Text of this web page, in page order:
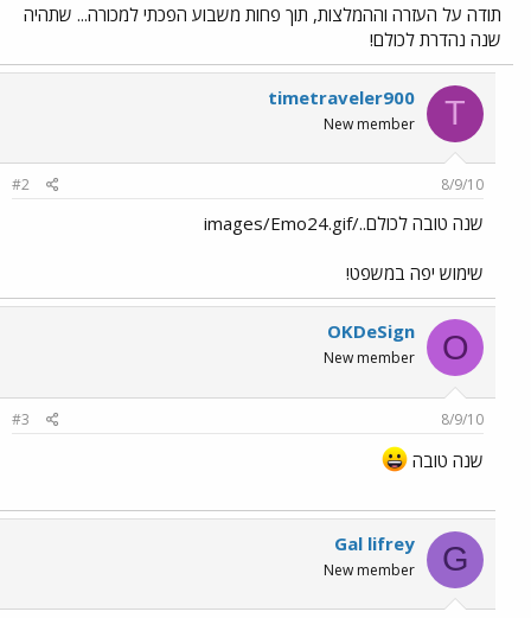
תודה על העזרה וההמלצות, תוך פחות משבוע הפכתי למכורה... שתהיה
שנה נהדרת לכולם!
T
timetraveler900
New member
8/9/10
#2
שנה טובה לכולם../images/Emo24.gif
שימוש יפה במשפט!
O
OKDeSign
New member
8/9/10
#3
שנה טובה
G
Gal lifrey
New member